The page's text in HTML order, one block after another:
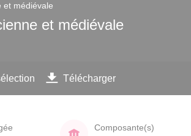
et médiévale
et médiévale
Télécharger
Composante(s)